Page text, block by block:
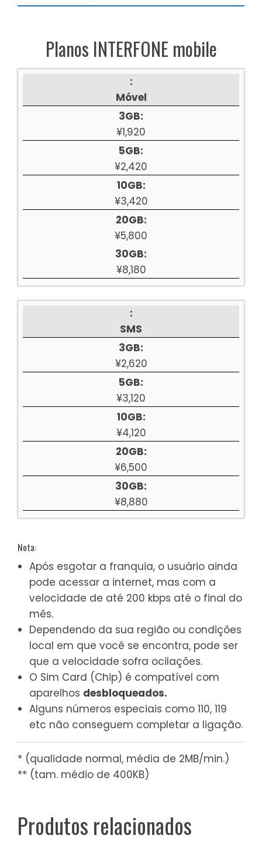
Planos INTERFONE mobile
:
Móvel
3GB:
¥1,920
5GB:
¥2,420
10GB:
¥3,420
20GB:
¥5,800
30GB:
¥8,180
:
SMS
3GB:
¥2,620
5GB:
¥3,120
10GB:
¥4,120
20GB:
¥6,500
30GB:
¥8,880
Nota:
Após esgotar a franquia, o usuário ainda
pode acessar a internet, mas com a
velocidade de até 200 kbps até o final do
mês.
Dependendo da sua região ou condições
local em que você se encontra, pode ser
que a velocidade sofra ocilações.
O Sim Card (Chip) é compatível com
aparelhos desbloqueados.
Alguns números especiais como 110, 119
etc não conseguem completar a ligação.
* (qualidade normal, média de 2MB/min.)
** (tam. médio de 400KB)
Produtos relacionados